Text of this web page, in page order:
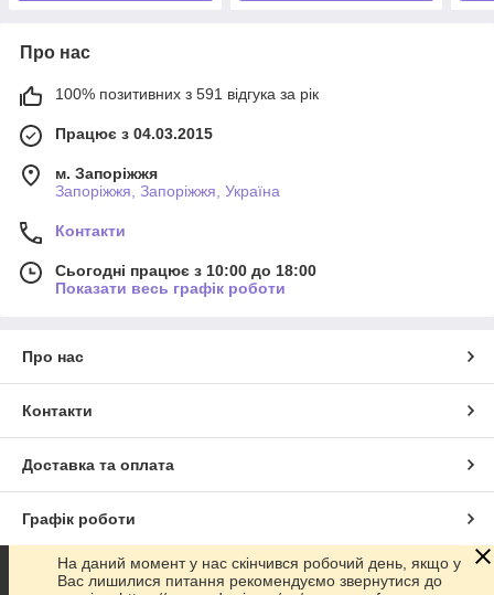
Про нас
100% позитивних з 591 відгука за рік
Працює з 04.03.2015
м. Запоріжжя
Запоріжжя, Запоріжжя, Україна
Контакти
Сьогодні працює з 10:00 до 18:00
Показати весь графік роботи
Про нас
Контакти
Доставка та оплата
Графік роботи
Повна версія сайту
На даний момент у нас скінчився робочий день, якщо у
Вас лишилися питання рекомендуємо звернутися до